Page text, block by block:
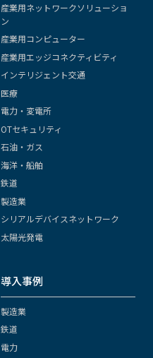
産業用ネットワークソリューショ
ン
産業用コンピューター
産業用エッジコネクティビティ
インテリジェント交通
医療
電力・変電所
OTセキュリティ
石油・ガス
海洋・船舶
鉄道
製造業
シリアルデバイスネットワーク
太陽光発電
導入事例
製造業
鉄道
電力